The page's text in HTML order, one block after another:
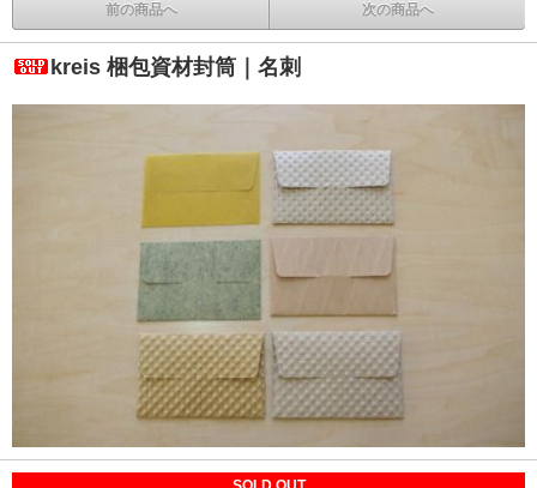
前の商品へ 次の商品へ
kreis 梱包資材封筒｜名刺